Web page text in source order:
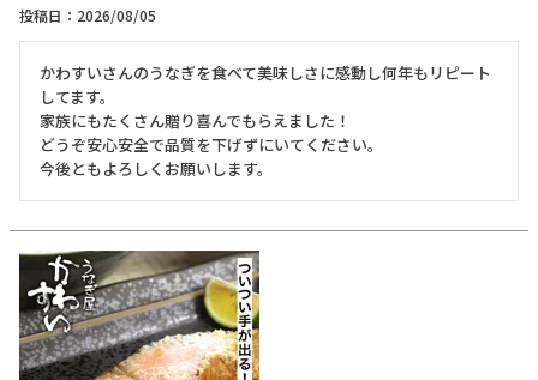
投稿日
2026/08/05
かわすいさんのうなぎを食べて美味しさに感動し何年もリピート
してます。
家族にもたくさん贈り喜んでもらえました！
どうぞ安心安全で品質を下げずにいてください。
今後ともよろしくお願いします。